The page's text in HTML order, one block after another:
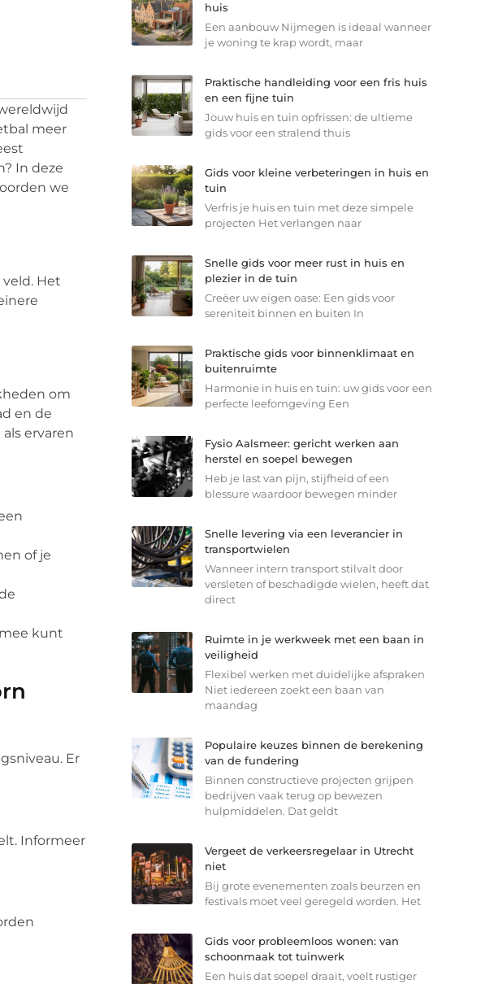
meer
In deze
we
Het
om
en de
ervaren
of je
kunt
Er
Informeer
huis
Een aanbouw Nijmegen is ideaal wanneer
je woning te krap wordt, maar
Praktische handleiding voor een fris huis
en een fijne tuin
Jouw huis en tuin opfrissen: de ultieme
gids voor een stralend thuis
Gids voor kleine verbeteringen in huis en
tuin
Verfris je huis en tuin met deze simpele
projecten Het verlangen naar
Snelle gids voor meer rust in huis en
plezier in de tuin
Creëer uw eigen oase: Een gids voor
sereniteit binnen en buiten In
Praktische gids voor binnenklimaat en
buitenruimte
Harmonie in huis en tuin: uw gids voor een
perfecte leefomgeving Een
Fysio Aalsmeer: gericht werken aan
herstel en soepel bewegen
Heb je last van pijn, stijfheid of een
blessure waardoor bewegen minder
Snelle levering via een leverancier in
transportwielen
Wanneer intern transport stilvalt door
versleten of beschadigde wielen, heeft dat
direct
Ruimte in je werkweek met een baan in
veiligheid
Flexibel werken met duidelijke afspraken
Niet iedereen zoekt een baan van
maandag
Populaire keuzes binnen de berekening
van de fundering
Binnen constructieve projecten grijpen
bedrijven vaak terug op bewezen
hulpmiddelen. Dat geldt
Vergeet de verkeersregelaar in Utrecht
niet
Bij grote evenementen zoals beurzen en
festivals moet veel geregeld worden. Het
Gids voor probleemloos wonen: van
schoonmaak tot tuinwerk
Een huis dat soepel draait, voelt rustiger